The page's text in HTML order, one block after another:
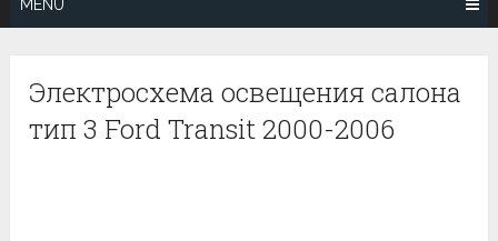
MENU
Электросхема освещения салона
тип 3 Ford Transit 2000-2006